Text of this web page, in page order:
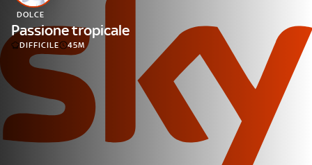
PROGRAMMI SKY
Un mondo di offerte:
SKY.IT
NOW
DOLCE
Passione tropicale
DIFFICILE 45M